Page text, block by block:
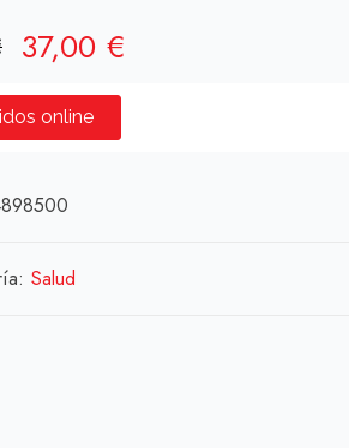
El
original
era:
43,00 €.
37,00 €
online
Salud